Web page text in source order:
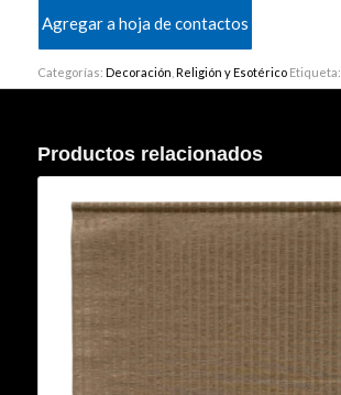
Agregar a hoja de contactos
Categorías: Decoración Religión y Esotérico Etiqueta:
Productos relacionados